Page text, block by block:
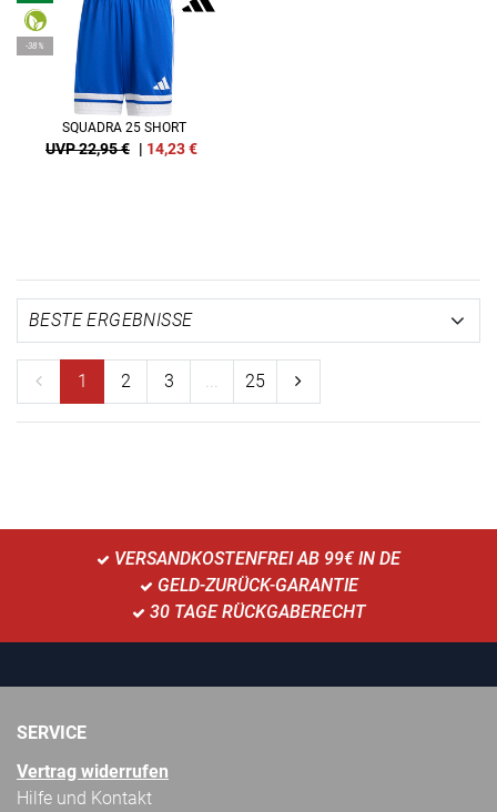
-38%
SQUADRA 25 SHORT
UVP 22,95 € | 14,23€
1 2 3 ... 25
VERSANDKOSTENFREI AB 99€ IN DE
GELD-ZURÜCK-GARANTIE
30 TAGE RÜCKGABERECHT
SERVICE
Vertrag widerrufen
Hilfe und Kontakt